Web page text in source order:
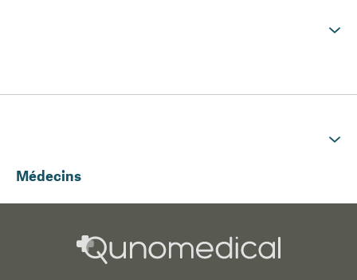
Médecins